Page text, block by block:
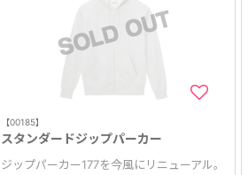
【00185】
スタンダードジップパーカー
ジップパーカー177を今風にリニューアル。